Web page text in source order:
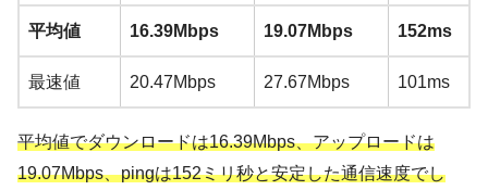
平均値 16.39Mbps 19.07Mbps 152ms
最速値 20.47Mbps 27.67Mbps 101ms
平均値でダウンロードは16.39Mbps、アップロードは
19.07Mbps、pingは152ミリ秒と安定した通信速度でし